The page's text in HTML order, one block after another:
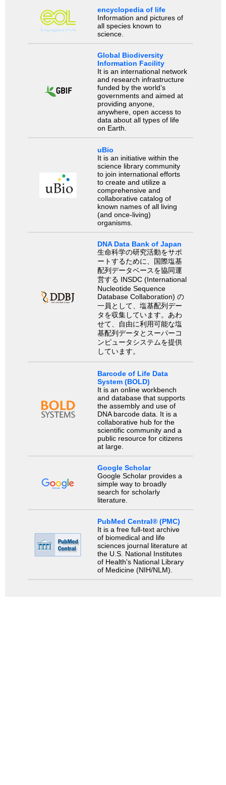
encyclopedia of life
Information and pictures of
all species known to
science.
Global Biodiversity
Information Facility
It is an international network
and research infrastructure
funded by the world’s
governments and aimed at
providing anyone,
anywhere, open access to
data about all types of life
on Earth.
uBio
It is an initiative within the
science library community
to join international efforts
to create and utilize a
comprehensive and
collaborative catalog of
known names of all living
(and once-living)
organisms.
DNA Data Bank of Japan
生命科学の研究活動をサポ
ートするために、国際塩基
配列データベースを協同運
営する INSDC (International
Nucleotide Sequence
Database Collaboration) の
一員として、塩基配列デー
タを収集しています。あわ
せて、自由に利用可能な塩
基配列データとスーパーコ
ンピュータシステムを提供
しています。
Barcode of Life Data
System (BOLD)
It is an online workbench
and database that supports
the assembly and use of
DNA barcode data. It is a
collaborative hub for the
scientific community and a
public resource for citizens
at large.
Google Scholar
Google Scholar provides a
simple way to broadly
search for scholarly
literature.
PubMed Central® (PMC)
It is a free full-text archive
of biomedical and life
sciences journal literature at
the U.S. National Institutes
of Health's National Library
of Medicine (NIH/NLM).